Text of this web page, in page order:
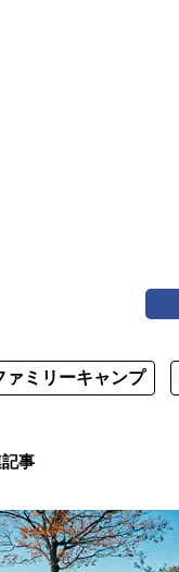
ァミリーキャンプ
事